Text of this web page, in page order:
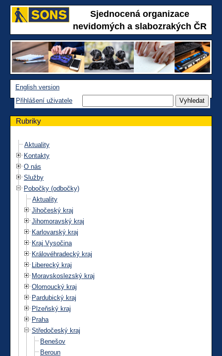
Sjednocená organizace
nevidomých a slabozrakých ČR
English version
Přihlášení uživatele
Rubriky
Aktuality
Kontakty
O nás
Služby
Pobočky (odbočky)
Aktuality
Jihočeský kraj
Jihomoravský kraj
Karlovarský kraj
Kraj Vysočina
Královéhradecký kraj
Liberecký kraj
Moravskoslezský kraj
Olomoucký kraj
Pardubický kraj
Plzeňský kraj
Praha
Středočeský kraj
Benešov
Beroun